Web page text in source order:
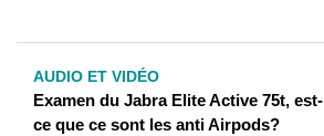
AUDIO ET VIDÉO
Examen du Jabra Elite Active 75t, est-
ce que ce sont les anti Airpods?